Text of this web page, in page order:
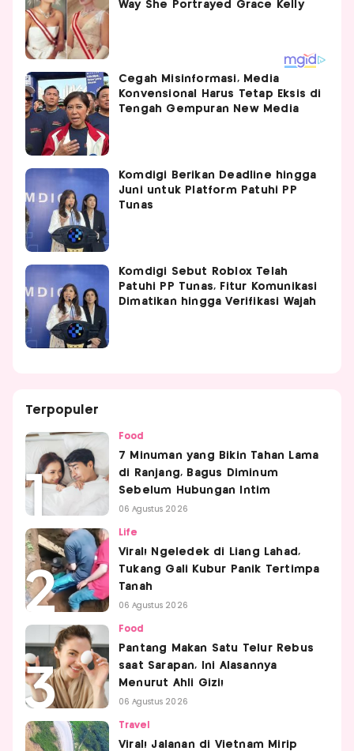
Cegah Misinformasi, Media
Konvensional Harus Tetap Eksis di
Tengah Gempuran New Media
Komdigi Berikan Deadline hingga
Juni untuk Platform Patuhi PP
Tunas
Komdigi Sebut Roblox Telah
Patuhi PP Tunas, Fitur Komunikasi
Dimatikan hingga Verifikasi Wajah
Terpopuler
Food
7 Minuman yang Bikin Tahan Lama
di Ranjang, Bagus Diminum
Sebelum Hubungan Intim
06 Agustus 2026
Life
Viral! Ngeledek di Liang Lahad,
Tukang Gali Kubur Panik Tertimpa
Tanah
06 Agustus 2026
Food
Pantang Makan Satu Telur Rebus
saat Sarapan, Ini Alasannya
Menurut Ahli Gizi!
06 Agustus 2026
Travel
Viral! Jalanan di Vietnam Mirip